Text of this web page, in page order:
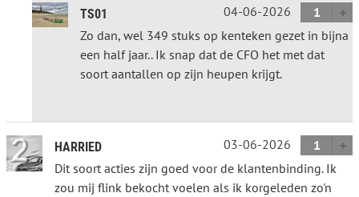
TS01 04-06-2026
1
Zo dan, wel 349 stuks op kenteken gezet in bijna
een half jaar.. Ik snap dat de CFO het met dat
soort aantallen op zijn heupen krijgt.
HARRIED 03-06-2026
1
Dit soort acties zijn goed voor de klantenbinding. Ik
zou mij flink bekocht voelen als ik korgeleden zo'n